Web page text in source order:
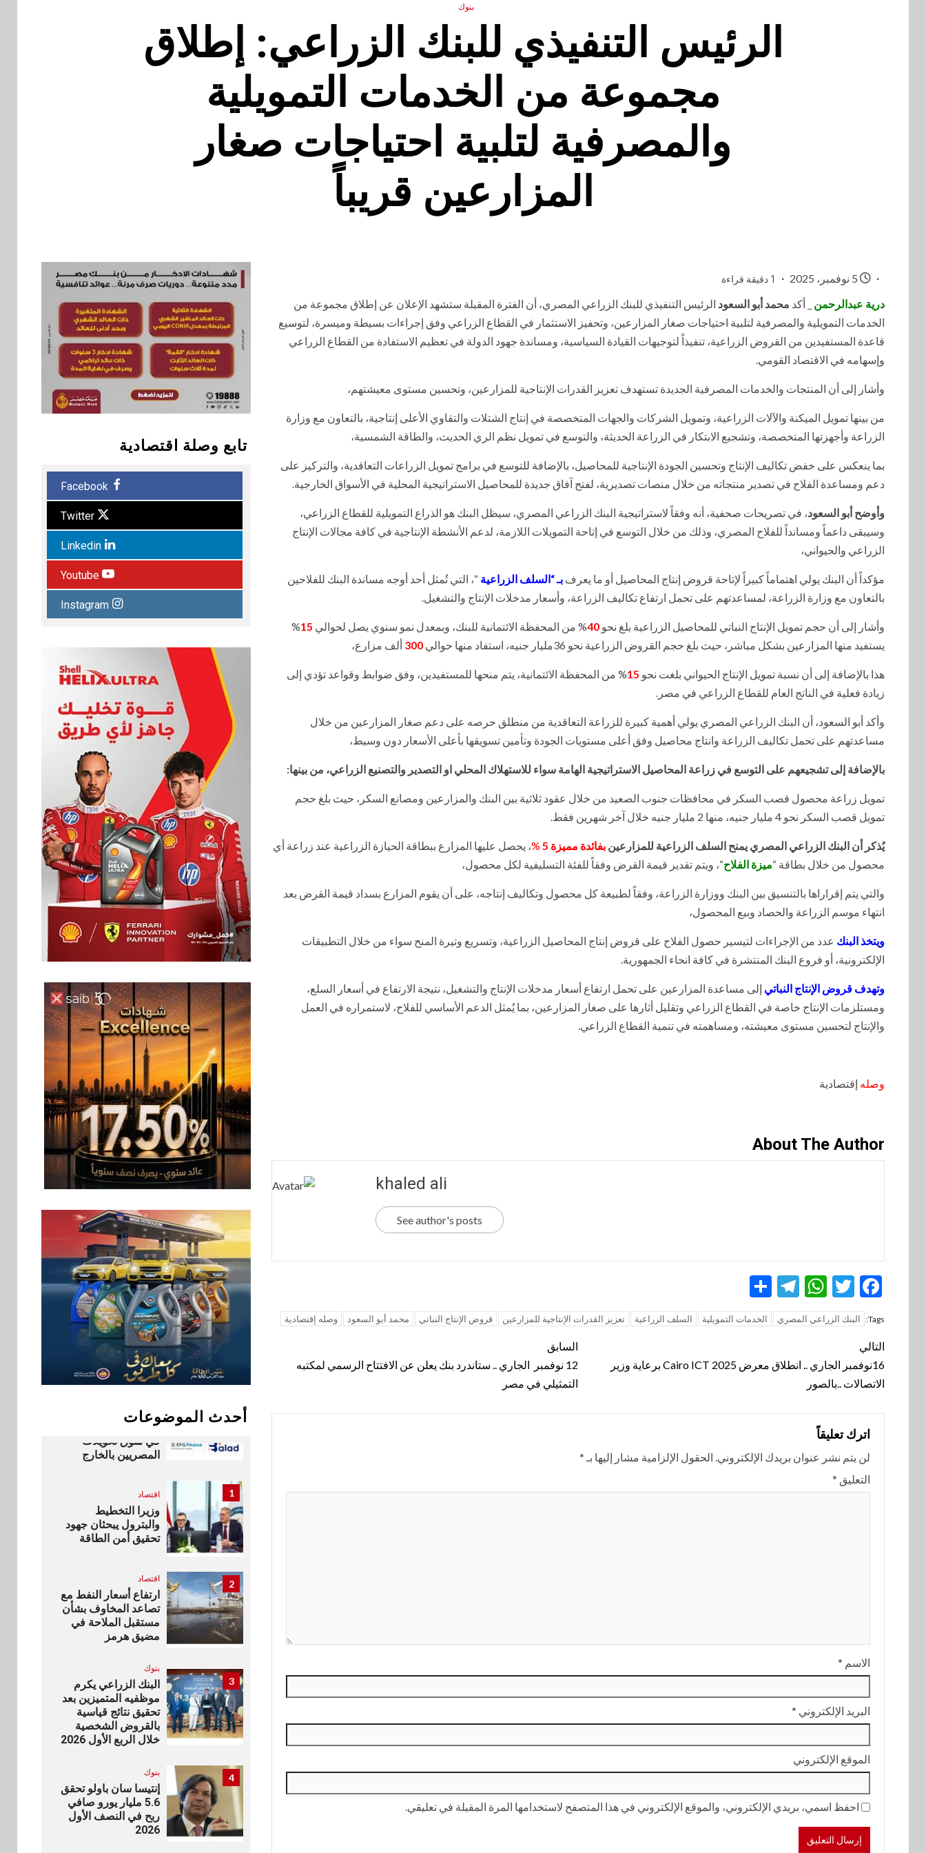
بنوك
الرئيس التنفيذي للبنك الزراعي: إطلاق
مجموعة من الخدمات التمويلية
والمصرفية لتلبية احتياجات صغار
المزارعين قريباً
1 دقيقة قراءة
درية عبدالرحمن _ أكد محمد أبو السعود الرئيس التنفيذي للبنك الزراعي المصري، أن الفترة المقبلة ستشهد الإعلان عن إطلاق مجموعة من
الخدمات التمويلية والمصرفية لتلبية احتياجات صغار المزارعين، وتحفيز الاستثمار في القطاع الزراعي وفق إجراءات بسيطة وميسرة، لتوسيع
قاعدة المستفيدين من القروض الزراعية، تنفيذاً لتوجيهات القيادة السياسية، ومساندة جهود الدولة في تعظيم الاستفادة من القطاع الزراعي
وإسهامه في الاقتصاد القومي.
وأشار إلى أن المنتجات والخدمات المصرفية الجديدة تستهدف تعزيز القدرات الإنتاجية للمزارعين، وتحسين مستوى معيشتهم،
من بينها تمويل الميكنة والآلات الزراعية، وتمويل الشركات والجهات المتخصصة في إنتاج الشتلات والتقاوي الأعلى إنتاجية، بالتعاون مع وزارة
الزراعة وأجهزتها المتخصصة، وتشجيع الابتكار في الزراعة الحديثة، والتوسع في تمويل نظم الري الحديث، والطاقة الشمسية،
بما ينعكس على خفض تكاليف الإنتاج وتحسين الجودة الإنتاجية للمحاصيل، بالإضافة للتوسع في برامج تمويل الزراعات التعاقدية، والتركيز على
دعم ومساعدة الفلاح في تصدير منتجاته من خلال منصات تصديرية، لفتح آفاق جديدة للمحاصيل الاستراتيجية المحلية في الأسواق الخارجية.
وأوضح أبو السعود، في تصريحات صحفية، أنه وفقاً لاستراتيجية البنك الزراعي المصري، سيظل البنك هو الذراع التمويلية للقطاع الزراعي،
وسيبقى داعماً ومسانداً للفلاح المصري، وذلك من خلال التوسع في إتاحة التمويلات اللازمة، لدعم الأنشطة الإنتاجية في كافة مجالات الإنتاج
الزراعي والحيواني،
مؤكداً أن البنك يولي اهتماماً كبيراً لإتاحة قروض إنتاج المحاصيل أو ما يعرف بـ “السلف الزراعية “، التي تُمثل أحد أوجه مساندة البنك للفلاحين
بالتعاون مع وزارة الزراعة، لمساعدتهم على تحمل ارتفاع تكاليف الزراعة، وأسعار مدخلات الإنتاج والتشغيل.
وأشار إلى أن حجم تمويل الإنتاج النباتي للمحاصيل الزراعية بلغ نحو 40% من المحفظة الائتمانية للبنك، وبمعدل نمو سنوي يصل لحوالي 15
%
يستفيد منها المزارعين بشكل مباشر، حيث بلغ حجم القروض الزراعية نحو 36مليار جنيه، استفاد منها حوالي
300 ألف مزارع،
هذا بالإضافة إلى أن نسبة تمويل الإنتاج الحيواني بلغت نحو 15% من المحفظة الائتمانية، يتم منحها للمستفيدين، وفق ضوابط وقواعد تؤدي إلى
زيادة فعلية في الناتج العام للقطاع الزراعي في مصر.
وأكد أبو السعود، أن البنك الزراعي المصري يولي أهمية كبيرة للزراعة التعاقدية من منطلق حرصه على دعم صغار المزارعين من خلال
مساعدتهم على تحمل تكاليف الزراعة وانتاج محاصيل وفق أعلى مستويات الجودة وتأمين تسويقها بأعلى الأسعار دون وسيط،
بالإضافة إلى تشجيعهم على التوسع في زراعة المحاصيل الاستراتيجية الهامة سواء للاستهلاك المحلي او التصدير والتصنيع الزراعي، من بينها:
تمويل زراعة محصول قصب السكر في محافظات جنوب الصعيد من خلال عقود ثلاثية بين البنك والمزارعين ومصانع السكر، حيث بلغ حجم
تمويل قصب السكر نحو 4 مليار جنيه، منها 2 مليار جنيه خلال آخر شهرين فقط.
يُذكر أن البنك الزراعي المصري يمنح السلف الزراعية للمزارعين بفائدة مميزة 5 %، يحصل عليها المزارع ببطاقة الحيازة الزراعية عند زراعة أي
محصول من خلال بطاقة “ميزة الفلاح“، ويتم تقدير قيمة القرض وفقاً للفئة التسليفية لكل محصول،
والتي يتم إقراراها بالتنسيق بين البنك ووزارة الزراعة، وفقاً لطبيعة كل محصول وتكاليف إنتاجه، على أن يقوم المزارع بسداد قيمة القرض بعد
انتهاء موسم الزراعة والحصاد وبيع المحصول،
ويتخذ البنك عدد من الإجراءات لتيسير حصول الفلاح على قروض إنتاج المحاصيل الزراعية، وتسريع وتيرة المنح سواء من خلال التطبيقات
الإلكترونية، أو فروع البنك المنتشرة في كافة انحاء الجمهورية.
وتهدف قروض الإنتاج النباتي إلى مساعدة المزارعين على تحمل ارتفاع أسعار مدخلات الإنتاج والتشغيل، نتيجة الارتفاع في أسعار السلع،
ومستلزمات الإنتاج خاصة في القطاع الزراعي وتقليل أثارها على صغار المزارعين، بما يُمثل الدعم الأساسي للفلاح، لاستمراره في العمل
والإنتاج لتحسين مستوى معيشته، ومساهمته في تنمية القطاع الزراعي.
وصله إقتصادية
About The Author
khaled ali
See author's posts
Facebook
Twitter
WhatsApp
Telegram
Tags: البنك الزراعي المصري الخدمات التمويلية السلف الزراعية تعزيز القدرات الإنتاجية للمزارعين قروض الإنتاج النباتي محمد أبو السعود وصله إقتصادية
تنقل
المقالة
السابق
12 نوفمبر الجاري .. ستاندرد بنك يعلن عن الافتتاح الرسمي لمكتبه
التمثيلي في مصر
التالي
16نوفمبر الجاري .. انطلاق معرض 2025 Cairo ICT برعاية وزير
الاتصالات ..بالصور
اترك تعليقاً
لن يتم نشر عنوان بريدك الإلكتروني. الحقول الإلزامية مشار إليها بـ *
التعليق *
الاسم *
البريد الإلكتروني *
الموقع الإلكتروني
احفظ اسمي، بريدي الإلكتروني، والموقع الإلكتروني في هذا المتصفح لاستخدامها المرة المقبلة في تعليقي.
تابع وصلة اقتصادية
Facebook
Twitter
Linkedin
Youtube
Instagram
أحدث الموضوعات
6 بنوك
بنك مصر يشارك في
فعالية اليوم العالمي
للشباب ويقدم العديد
من العروض المجانية
7 بنوك
بنك QNB مصر يعزز
جاهزية المشروعات
الصغيرة والمتوسطة
للنمو والتوسع
اخبار
فيكسد مصر و”حلول”
أول منصة للسياحة
الصحية في مصر
والشرق الأوسط
وأفريقيا Tour4Cure
9 سوق وصلة
هواوي: هاتف nova 15
Max بطارية ضخمة
وتصميم متين جهازًا
مثاليًا للشباب
اقتصاد
تستعرض خطط نمو
«بلد» لتعزيز حضورها
في سوق تحويلات
المصريين بالخارج
1 اقتصاد
وزيرا التخطيط
والبترول يبحثان جهود
تحقيق أمن الطاقة
2 اقتصاد
ارتفاع أسعار النفط مع
تصاعد المخاوف بشأن
مستقبل الملاحة في
مضيق هرمز
3
بنوك
البنك الزراعي يكرم
موظفيه المتميزين بعد
تحقيق نتائج قياسية
بالقروض الشخصية
خلال الربع الأول 2026
4 بنوك
إنتيسا سان باولو تحقق
5.6 مليار يورو صافي
ربح في النصف الأول
2026